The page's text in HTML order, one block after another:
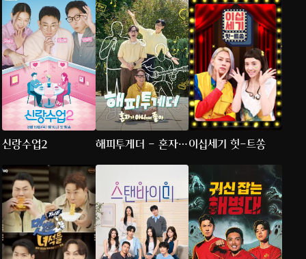
신랑수업2
해피투게더 - 혼자가
아니어서 좋아
이십세기 힛-트쏭